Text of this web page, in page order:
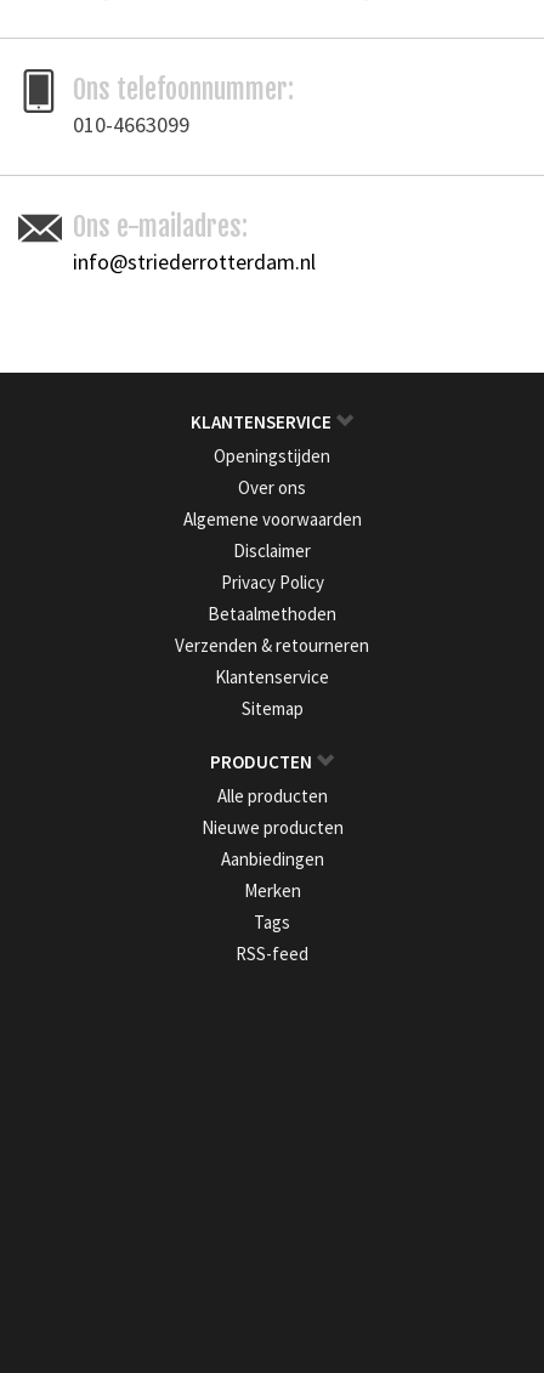
Ons telefoonnummer:
010-4663099
Ons e-mailadres:
info@striederrotterdam.nl
KLANTENSERVICE
Openingstijden
Over ons
Algemene voorwaarden
Disclaimer
Privacy Policy
Betaalmethoden
Verzenden & retourneren
Klantenservice
Sitemap
PRODUCTEN
Alle producten
Nieuwe producten
Aanbiedingen
Merken
Tags
RSS-feed